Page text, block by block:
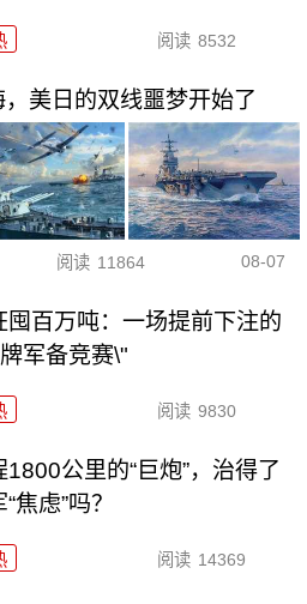
阅读 8532
美日的双线噩梦开始了
阅读 11864 08-07
囤百万吨：一场提前下注的
军备竞赛\"
阅读 9830
1800公里的“巨炮”，治得了
焦虑”吗？
阅读 14369